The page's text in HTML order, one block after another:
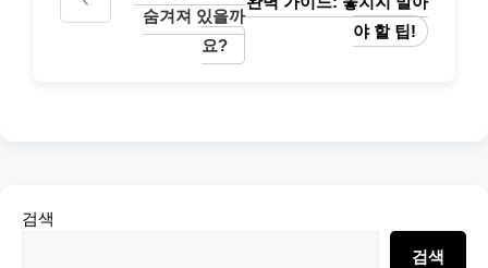
숨겨져 있을까
요?
야 할 팁!
검색
검색